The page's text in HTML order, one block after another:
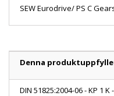
SEW Eurodrive/ PS C
Denna
DIN 51825:2004-06 - KP 1 K